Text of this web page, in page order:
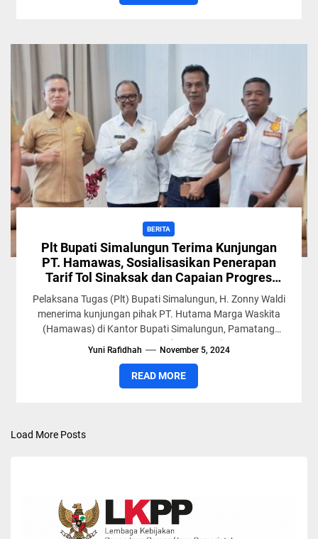
BERITA
Plt Bupati Simalungun Terima Kunjungan
PT. Hamawas, Sosialisasikan Penerapan
Tarif Tol Sinaksak dan Capaian Progres
Pembangunan Tol Kutepat
Pelaksana Tugas (Plt) Bupati Simalungun, H. Zonny Waldi
menerima kunjungan pihak PT. Hutama Marga Waskita
(Hamawas) di Kantor Bupati Simalungun, Pamatang
Raya, Sumut, Senin (4/11/2024)....
Yuni Rafidhah November 5, 2024
READ MORE
Load More Posts